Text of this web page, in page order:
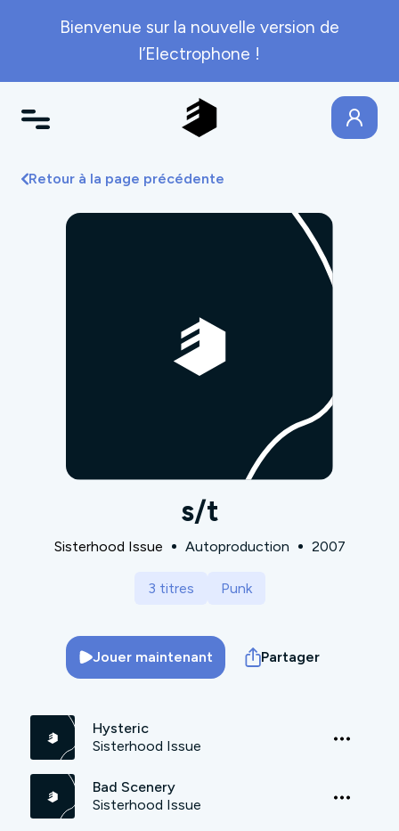
Bienvenue sur la nouvelle version de
l’Electrophone !
Retour à la page précédente
s/t
Sisterhood Issue Autoproduction 2007
3 titres Punk
Jouer maintenant Partager
Hysteric
Sisterhood Issue
Bad Scenery
Sisterhood Issue